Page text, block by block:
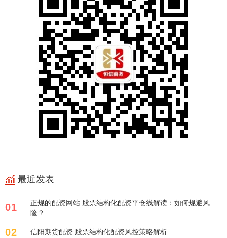
最近发表
01
正规的配资网站 股票结构化配资平仓线解读：如何规避风
险？
02 信阳期货配资 股票结构化配资风控策略解析